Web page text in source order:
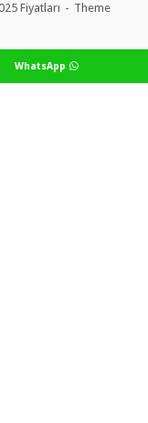
Fiyatları
Theme
WhatsApp